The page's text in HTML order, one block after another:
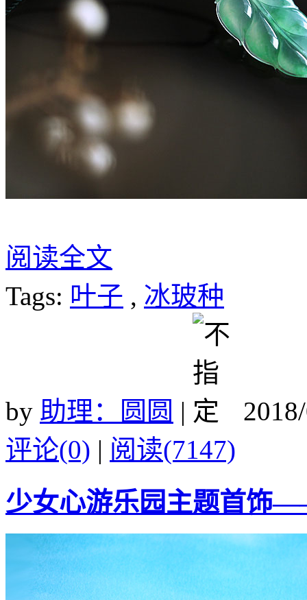
阅读全文
Tags: 叶子 , 冰玻种
by 助理：圆圆 |
评论(0) | 阅读(7147)
少女心游乐园主题首饰